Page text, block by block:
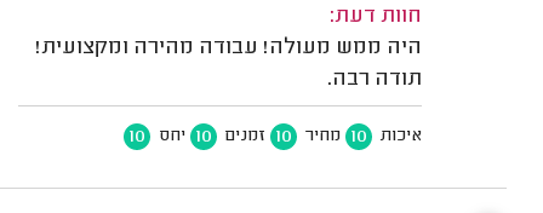
חוות דעת:
היה ממש מעולה! עבודה מהירה ומקצועית!
תודה רבה.
איכות 10 מחיר 10 זמנים 10 יחס 10